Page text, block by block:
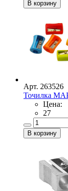
Арт. 263526
Точилка
Цена:
27